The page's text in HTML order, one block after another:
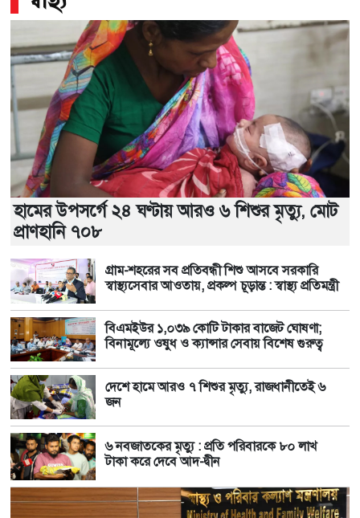
হামের উপসর্গে ২৪ ঘণ্টায় আরও ৬ শিশুর মৃত্যু, মোট
প্রাণহানি ৭০৮
গ্রাম-শহরের সব প্রতিবন্ধী শিশু আসবে সরকারি
স্বাস্থ্যসেবার আওতায়, প্রকল্প চূড়ান্ত : স্বাস্থ্য প্রতিমন্ত্রী
বিএমইউর ১,০৩৯ কোটি টাকার বাজেট ঘোষণা;
বিনামূল্যে ওষুধ ও ক্যান্সার সেবায় বিশেষ গুরুত্ব
দেশে হামে আরও ৭ শিশুর মৃত্যু, রাজধানীতেই ৬
জন
৬ নবজাতকের মৃত্যু : প্রতি পরিবারকে ৮০ লাখ
টাকা করে দেবে আদ-দ্বীন